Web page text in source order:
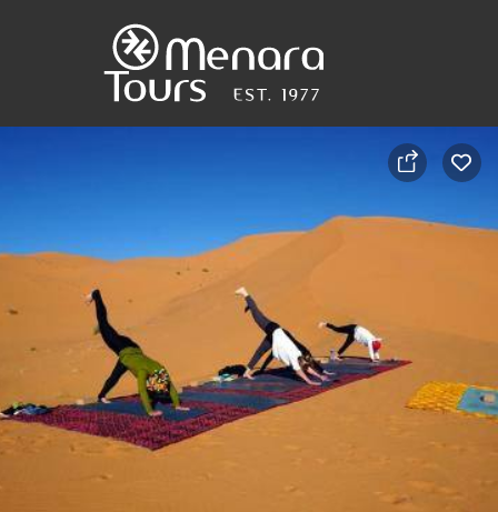
Destinations
Voyages
Activités
Service